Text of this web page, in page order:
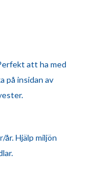
att ha med
på insidan av
Hjälp miljön